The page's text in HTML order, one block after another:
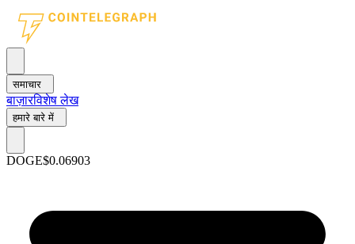
समाचार
बाज़ारविशेष लेख
हमारे बारे में
DOGE$0.06903